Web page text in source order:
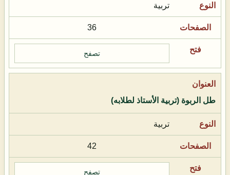
تربية
36
تصفح
طل الربوة (تربية الأستاذ لطلابه)
تربية
42
تصفح